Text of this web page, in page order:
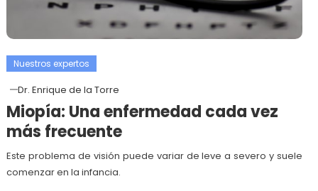
Nuestros expertos
Dr. Enrique de la Torre
Miopía: Una enfermedad cada vez
más frecuente
Este problema de visión puede variar de leve a severo y suele
comenzar en la infancia.